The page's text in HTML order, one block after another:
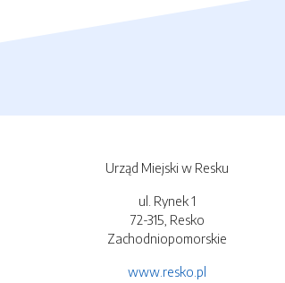
Urząd Miejski w Resku
ul. Rynek 1
72-315, Resko
Zachodniopomorskie
www.resko.pl